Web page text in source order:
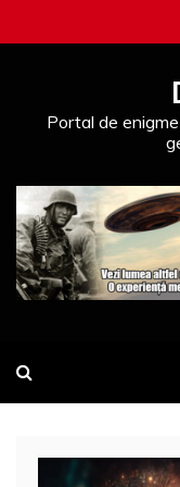
to
Portal de